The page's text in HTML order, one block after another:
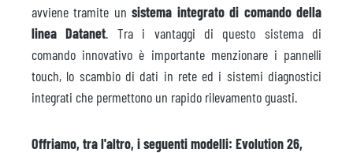
avviene tramite unsistema integrato di comando della
linea Datanet. Tra i vantaggi di questo sistema di
comando innovativo è importante menzionare i pannelli
touch, lo scambio di dati in rete ed i sistemi diagnostici
integrati che permettono un rapido rilevamento guasti.
Offriamo, tra l'altro, i seguenti modelli: Evolution 26,